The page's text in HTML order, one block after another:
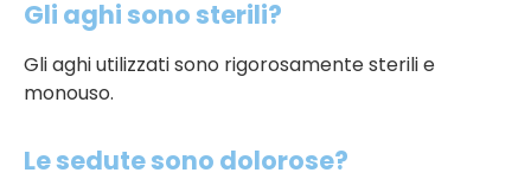
Gli aghi sono sterili?
Gli aghi utilizzati sono rigorosamente sterili e
monouso.
Le sedute sono dolorose?